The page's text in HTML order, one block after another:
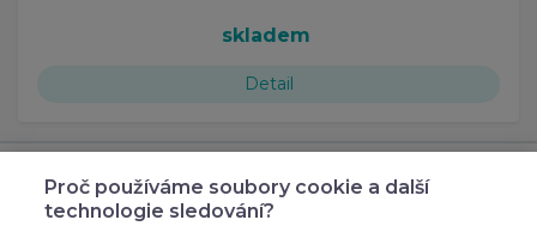
skladem
Detail
Odebírejte novinky
přihlašte se k odběru novinek, aby vám nic
Proč používáme soubory cookie a další
technologie sledování?